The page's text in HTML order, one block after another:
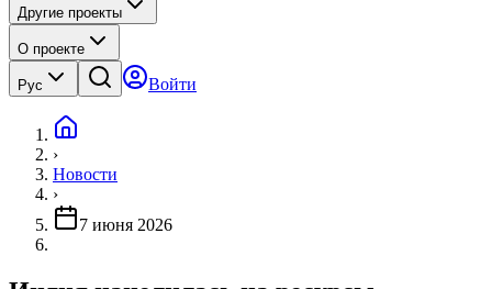
Другие проекты
О проекте
Рус Войти
›
Новости
›
7 июня 2026